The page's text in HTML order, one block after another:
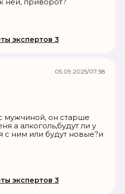
экспертов 3
мужчиной, он старше
а алкоголь,будут ли у
ним или будут новые?и
экспертов 3
05.09.2025/07:58